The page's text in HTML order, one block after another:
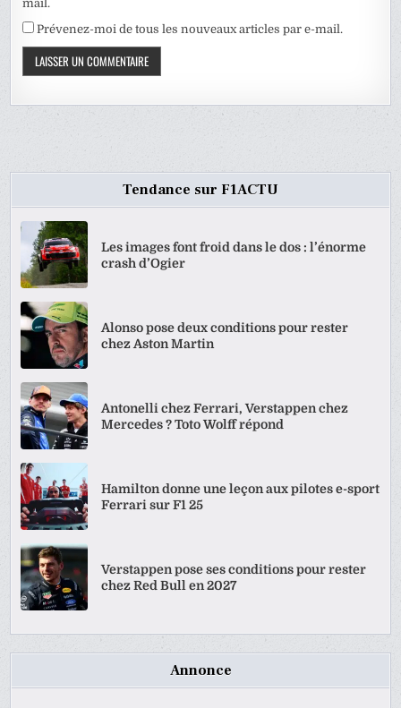
mail.
Prévenez-moi de tous les nouveaux articles par e-mail.
Tendance sur F1ACTU
Les images font froid dans le dos : l’énorme
crash d’Ogier
Alonso pose deux conditions pour rester
chez Aston Martin
Antonelli chez Ferrari, Verstappen chez
Mercedes ? Toto Wolff répond
Hamilton donne une leçon aux pilotes e-sport
Ferrari sur F1 25
Verstappen pose ses conditions pour rester
chez Red Bull en 2027
Annonce